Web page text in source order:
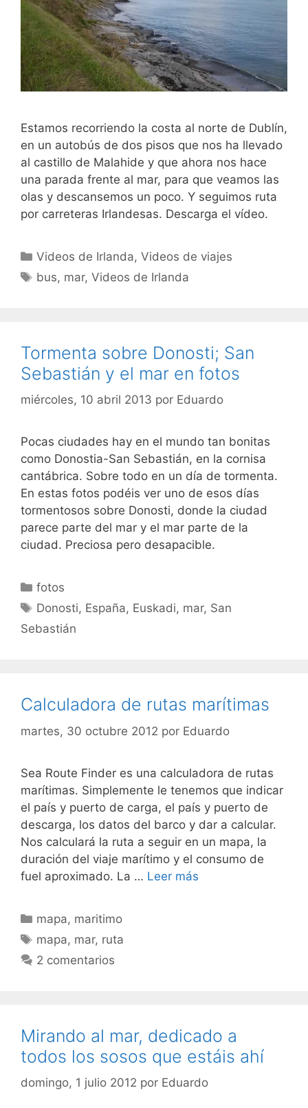
Estamos recorriendo la costa al norte de Dublín,
en un autobús de dos pisos que nos ha llevado
al castillo de Malahide y que ahora nos hace
una parada frente al mar, para que veamos las
olas y descansemos un poco. Y seguimos ruta
por carreteras Irlandesas. Descarga el vídeo.
Categorías
Videos de Irlanda,Videos de viajes
Etiquetas
bus, mar,Videos de Irlanda
Tormenta sobre Donosti; San
Sebastián y el mar en fotos
miércoles, 10 abril 2013 por Eduardo
Pocas ciudades hay en el mundo tan bonitas
como Donostia-San Sebastián, en la cornisa
cantábrica. Sobre todo en un día de tormenta.
En estas fotos podéis ver uno de esos días
tormentosos sobre Donosti, donde la ciudad
parece parte del mar y el mar parte de la
ciudad. Preciosa pero desapacible.
Categorías
fotos
Etiquetas
Donosti, España, Euskadi, mar, San
Sebastián
Calculadora de rutas marítimas
martes, 30 octubre 2012 por Eduardo
Sea Route Finder es una calculadora de rutas
marítimas. Simplemente le tenemos que indicar
el país y puerto de carga, el país y puerto de
descarga, los datos del barco y dar a calcular.
Nos calculará la ruta a seguir en un mapa, la
duración del viaje marítimo y el consumo de
fuel aproximado. La … Leer más
Categorías
mapa, maritimo
Etiquetas
mapa, mar, ruta
2 comentarios
Mirando al mar, dedicado a
todos los sosos que estáis ahí
domingo, 1 julio 2012 por Eduardo